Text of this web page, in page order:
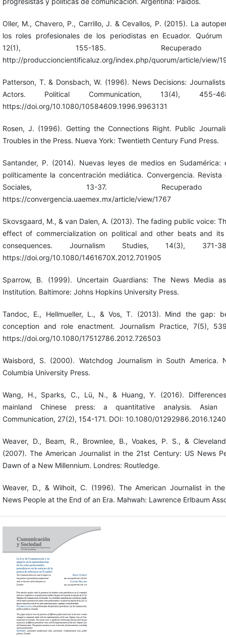
Oller, M., Chavero, P., Carrillo, J. & Cevallos, P. (2015). La
los roles profesionales de los periodistas en Ecuador. Quórum
12(1), 155-185.
http://produccioncientificaluz.org/index.php/quorum/article/view/
Patterson, T. & Donsbach, W. (1996). News Decisions:
Actors. Political Communication, 13(4), 455-
https://doi.org/10.1080/10584609.1996.9963131
Rosen, J. (1996). Getting the Connections Right. Public
Troubles in the Press. Nueva York: Twentieth Century Fund Press.
Santander, P. (2014). Nuevas leyes de medios en Sudamérica:
políticamente la concentración mediática. Convergencia. Revista
Sociales, 13-37.
https://convergencia.uaemex.mx/article/view/1767
Skovsgaard, M., & van Dalen, A. (2013). The fading public voice:
effect of commercialization on political and other beats and its
consequences. Journalism Studies, 14(3), 371-
https://doi.org/10.1080/1461670X.2012.701905
Sparrow, B. (1999). Uncertain Guardians: The News Media
Institution. Baltimore: Johns Hopkins University Press.
Tandoc, E., Hellmueller, L., & Vos, T. (2013). Mind the gap:
conception and role enactment. Journalism Practice, 7(5),
https://doi.org/10.1080/17512786.2012.726503
Waisbord, S. (2000). Watchdog Journalism in South America.
Columbia University Press.
Wang, H., Sparks, C., Lü, N., & Huang, Y. (2016).
mainland Chinese press: a quantitative analysis. Asian
Communication, 27(2), 154-171. DOI: 10.1080/
Weaver, D., Beam, R., Brownlee, B., Voakes, P. S., &
(2007). The American Journalist in the 21st Century: US News
Dawn of a New Millennium. Londres: Routledge.
Weaver, D., & Wilhoit, C. (1996). The American Journalist in
News People at the End of an Era. Mahwah: Lawrence Erlbaum